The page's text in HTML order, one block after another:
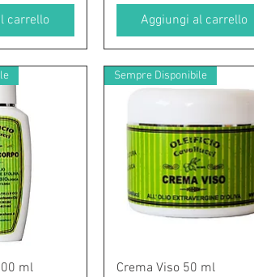
carrello Aggiungi al carrello
ml Vista rapida
Sempre Disponibile
Crema Viso 50 ml